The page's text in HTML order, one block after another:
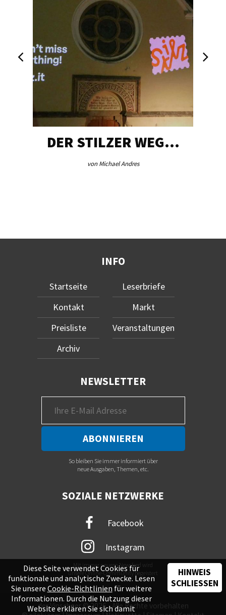
DER STILZER WEG…
von Michael Andres
INFO
Startseite
Kontakt
Preisliste
Archiv
Leserbriefe
Markt
Veranstaltungen
NEWSLETTER
So bleiben Sie immer informiert über
neue Ausgaben, Themen, etc.
SOZIALE NETZWERKE
Facebook
Instagram
Mit immer neuem Newsfeed wird
unsere Online-Community begeistert
der Vinschger © 2026 - Alle Rechte vorbehalten
Diese Seite verwendet Cookies für
funktionale und analytische Zwecke. Lesen
Sie unsere Cookie-Richtlinien für weitere
Informationen. Durch die Nutzung dieser
Website erklären Sie sich damit
HINWEIS
SCHLIESSEN